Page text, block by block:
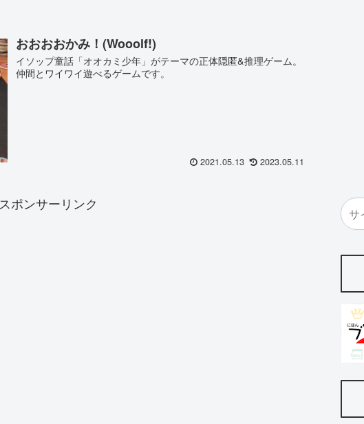
おおおおかみ！(Wooolf!)
イソップ童話「オオカミ少年」がテーマの正体隠匿&推理ゲーム。
仲間とワイワイ遊べるゲームです。
2021.05.13 2023.05.11
スポンサーリンク